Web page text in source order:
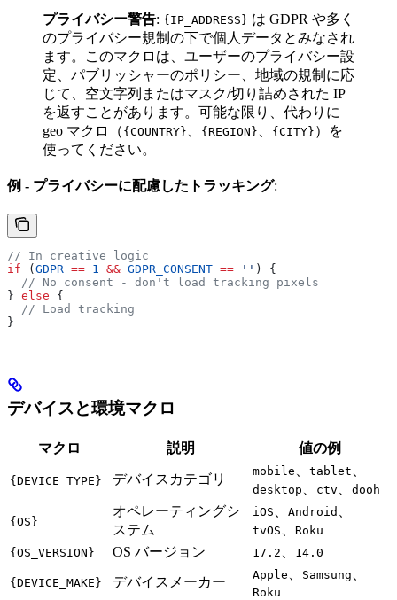
プライバシー警告: {IP_ADDRESS} は GDPR や多く
のプライバシー規制の下で個人データとみなされ
ます。このマクロは、ユーザーのプライバシー設
定、パブリッシャーのポリシー、地域の規制に応
じて、空文字列またはマスク/切り詰めされた IP
を返すことがあります。可能な限り、代わりに
geo マクロ（ {COUNTRY} {REGION} {CITY} ）を
使ってください。
例 - プライバシーに配慮したトラッキング:
// In creative logic
if ( GDPR == 1 && GDPR_CONSENT == '' ) {
  // No consent - don't load tracking pixels
} else {
  // Load tracking
}
デバイスと環境マクロ
マクロ 説明 値の例
{DEVICE_TYPE} デバイスカテゴリ
mobile tablet
desktop ctv dooh
{OS}
オペレーティングシ
ステム
iOS Android
tvOS
Roku
{OS_VERSION}
OS バージョン 17.2 14.0
{DEVICE_MAKE} デバイスメーカー Apple Samsung
Roku